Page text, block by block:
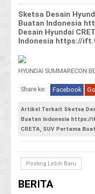
Sketsa Desain
Buatan Indonesia
Desain Hyundai
Indonesia https://
HYUNDAI SUMMARECON
Share ke: Facebook
Artikel Terkait Sketsa
Buatan Indonesia https://
CRETA, SUV Pertama
Posting Lebih Baru
BERITA